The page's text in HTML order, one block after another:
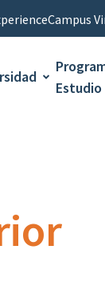
Campus
Estudio